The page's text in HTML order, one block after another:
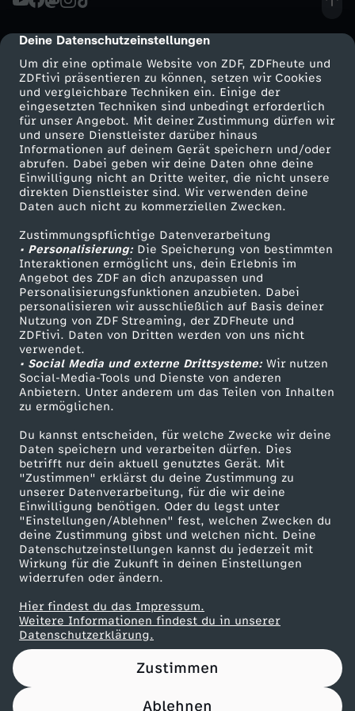
cmp-dialog-description
Deine Datenschutzeinstellungen
Um dir eine optimale Website von ZDF, ZDFheute und
ZDFtivi präsentieren zu können, setzen wir Cookies
und vergleichbare Techniken ein. Einige der
eingesetzten Techniken sind unbedingt erforderlich
für unser Angebot. Mit deiner Zustimmung dürfen wir
und unsere Dienstleister darüber hinaus
Informationen auf deinem Gerät speichern und/oder
abrufen. Dabei geben wir deine Daten ohne deine
Einwilligung nicht an Dritte weiter, die nicht unsere
direkten Dienstleister sind. Wir verwenden deine
Daten auch nicht zu kommerziellen Zwecken.
Zustimmungspflichtige Datenverarbeitung
• Personalisierung:Die Speicherung von bestimmten
Interaktionen ermöglicht uns, dein Erlebnis im
Angebot des ZDF an dich anzupassen und
Personalisierungsfunktionen anzubieten. Dabei
personalisieren wir ausschließlich auf Basis deiner
Nutzung von ZDF Streaming, der ZDFheute und
ZDFtivi. Daten von Dritten werden von uns nicht
verwendet.
• Social Media und externe Drittsysteme:Wir nutzen
Social-Media-Tools und Dienste von anderen
Anbietern. Unter anderem um das Teilen von Inhalten
zu ermöglichen.
Du kannst entscheiden, für welche Zwecke wir deine
Daten speichern und verarbeiten dürfen. Dies
betrifft nur dein aktuell genutztes Gerät. Mit
"Zustimmen" erklärst du deine Zustimmung zu
unserer Datenverarbeitung, für die wir deine
Einwilligung benötigen. Oder du legst unter
"Einstellungen/Ablehnen" fest, welchen Zwecken du
deine Zustimmung gibst und welchen nicht. Deine
Datenschutzeinstellungen kannst du jederzeit mit
Wirkung für die Zukunft in deinen Einstellungen
widerrufen oder ändern.
Hier findest du das Impressum.
Weitere Informationen findest du in unserer
Datenschutzerklärung.
Zustimmen
Ablehnen
r
ea
b
d
e
n
W
e
i
h
n
a
c
h
t
s
m
a
n
n
B
e
s
c
h
e
r
u
n
g
s
c
h
r
e
c
k
l
i
c
h
v
e
r
w
ö
m
a
n
n
s
l
e
t
z
t
e
B
e
s
c
h
e
r
f
a
s
t
p
e
r
f
e
k
t
e
B
e
s
c
h
e
t
e
r
n
w
a
r
e
n
w
i
r
n
o
c
h
K
i
n
n
T
a
g
e
o
h
n
e
M
a
m
a
N
a
d
e
l
n
a
n
d
e
r
T
a
n
e
r
a
u
m
w
o
h
n
u
n
g
g
l
e
B
e
l
l
s
n
T
a
g
e
a
l
l
e
i
n
m
i
t
P
a
p
a
e
s
t
ü
r
i
s
c
h
B
e
s
c
h
e
r
c
e
i
m
W
e
i
h
n
a
c
h
t
s
l
a
n
d
c
e
i
m
W
e
i
h
n
a
h
t
s
l
a
n
t
t
e
r
b
e
i
d
i
e
F
i
s
c
h
e
n
d
r
ü
b
e
r
,
d
a
s
c
h
n
e
i
t
Mehr ZDF
ZDF-Apps
Smart TV
ZDFtext
Livestreams
Sendungen A-Z
TV-Programm
Service
ZDFmitreden
Kontakt zum ZDF
Tickets
Zuschauerservice
Hilfe
ZDF Unternehmen
Karriere
ZDF goes Schule
Werbefernsehen
Mainzelmännchen
Partner